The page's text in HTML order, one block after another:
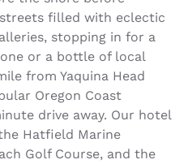
filled with eclectic
stopping in for a
or a bottle of local
from Yaquina Head
Oregon Coast
drive away. Our hotel
Hatfield Marine
Golf Course, and the